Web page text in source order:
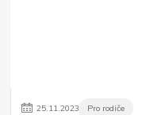
25.11.2023 Pro rodiče